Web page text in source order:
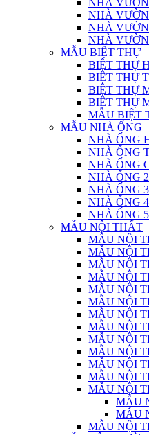
NHÀ
NHÀ
NHÀ
NHÀ
MẪU BIỆT THỰ
BIỆT THỰ
BIỆT THỰ
BIỆT THỰ
BIỆT THỰ
MẪU BIỆT
MẪU NHÀ ỐNG
NHÀ ỐNG
NHÀ ỐNG
NHÀ ỐNG
NHÀ ỐNG
NHÀ ỐNG
NHÀ ỐNG
NHÀ ỐNG
MẪU NỘI THẤT
MẪU NỘI
MẪU NỘI
MẪU NỘI
MẪU NỘI
MẪU NỘI
MẪU NỘI
MẪU NỘI
MẪU NỘI
MẪU NỘI
MẪU NỘI
MẪU NỘI
MẪU NỘI
MẪU NỘI
MẪU
MẪU
MẪU NỘI